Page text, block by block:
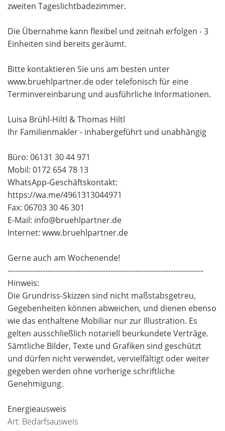
zweiten Tageslichtbadezimmer.
Die Übernahme kann flexibel und zeitnah erfolgen - 3
Einheiten sind bereits geräumt.
Bitte kontaktieren Sie uns am besten unter
www.bruehlpartner.de oder telefonisch für eine
Terminvereinbarung und ausführliche Informationen.
Luisa Brühl-Hiltl & Thomas Hiltl
Ihr Familienmakler - inhabergeführt und unabhängig
Büro: 06131 30 44 971
Mobil: 0172 654 78 13
WhatsApp-Geschäftskontakt:
https://wa.me/4961313044971
Fax: 06703 30 46 301
E-Mail: info@bruehlpartner.de
Internet: www.bruehlpartner.de
Gerne auch am Wochenende!
------------------------------------------------------------------------------
Hinweis:
Die Grundriss-Skizzen sind nicht maßstabsgetreu,
Gegebenheiten können abweichen, und dienen ebenso
wie das enthaltene Mobiliar nur zur Illustration. Es
gelten ausschließlich notariell beurkundete Verträge.
Sämtliche Bilder, Texte und Grafiken sind geschützt
und dürfen nicht verwendet, vervielfältigt oder weiter
gegeben werden ohne vorherige schriftliche
Genehmigung.
Energieausweis
Art: Bedarfsausweis